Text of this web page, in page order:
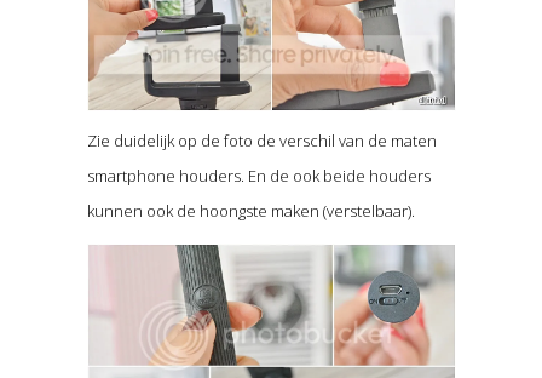
Zie duidelijk op de foto de verschil van de maten
smartphone houders. En de ook beide houders
kunnen ook de hoongste maken (verstelbaar).